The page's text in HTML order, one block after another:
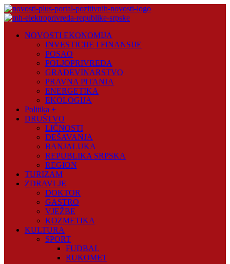
Skip
to
Plus
NOVOSTI EKONOMIJA
INVESTICIJE I FINANSIJE
POSAO
POLJOPRIVREDA
GRAĐEVINARSTVO
PRAVNA PITANJA
ENERGETIKA
EKOLOGIJA
Politika +
DRUŠTVO
LIČNOSTI
DEŠAVANJA
BANJALUKA
REPUBLIKA SRPSKA
REGION
TURIZAM
ZDRAVLJE
DOKTOR
GASTRO
VJEŽBE
KOZMETIKA
KULTURA
SPORT
FUDBAL
RUKOMET